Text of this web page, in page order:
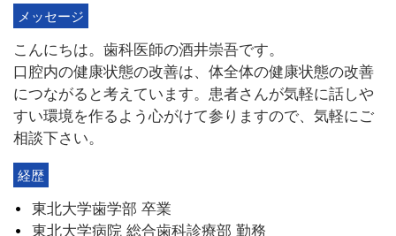
メッセージ
こんにちは。歯科医師の酒井崇吾です。
口腔内の健康状態の改善は、体全体の健康状態の改善
につながると考えています。患者さんが気軽に話しや
すい環境を作るよう心がけて参りますので、気軽にご
相談下さい。
経歴
東北大学歯学部 卒業
東北大学病院 総合歯科診療部 勤務